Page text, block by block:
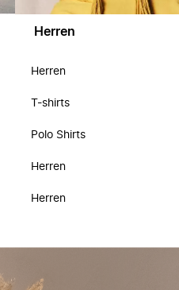
Herren
Herren
T-shirts
Polo Shirts
Herren
Herren